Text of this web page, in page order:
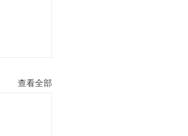
查看全部